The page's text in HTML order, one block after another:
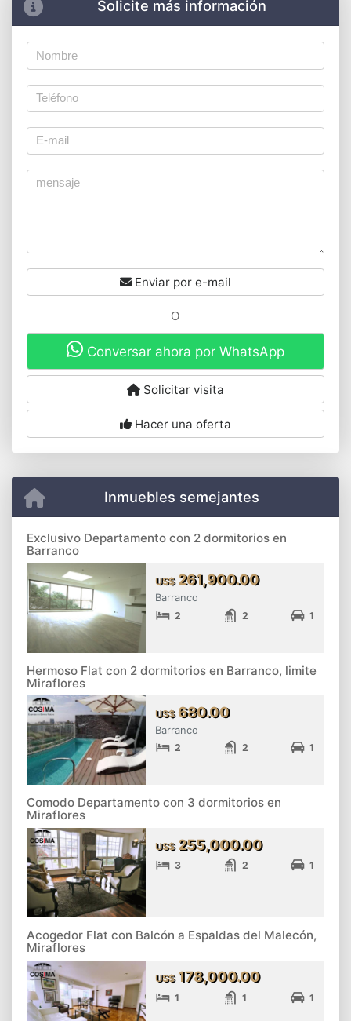
Solicite más información
Enviar por e-mail
O
Conversar ahora por WhatsApp
Solicitar visita
Hacer una oferta
Inmuebles semejantes
Exclusivo Departamento con 2 dormitorios en
Barranco
US$261,900.00
Barranco
2 2 1
Hermoso Flat con 2 dormitorios en Barranco, limite
Miraflores
US$680.00
Barranco
2 2 1
Comodo Departamento con 3 dormitorios en
Miraflores
US$255,000.00
3 2 1
Acogedor Flat con Balcón a Espaldas del Malecón,
Miraflores
US$178,000.00
1 1 1